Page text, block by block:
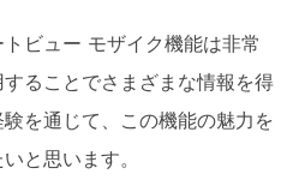
ビュー モザイク機能は非常
ることでさまざまな情報を得
を通じて、この機能の魅力を
と思います。